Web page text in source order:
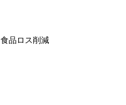
食品ロス削減